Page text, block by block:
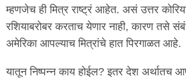
म्हणजेच ही मित्र राष्ट्रं आहेत. असं उत्तर
रशियाबरोबर करताच येणार नाही, कारण तसे
अमेरिका आपल्याच मित्रांचे हात पिरगाळत आहे.
यातून निष्पन्न काय होईल? इतर देश अर्थातच